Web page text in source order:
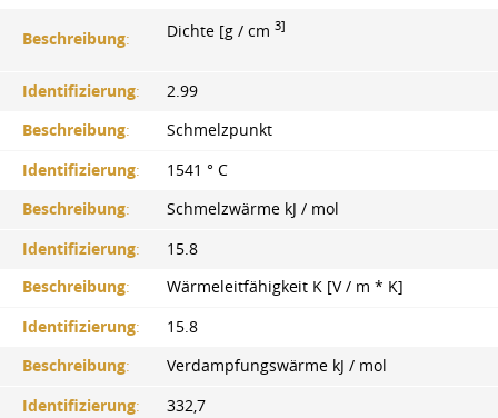
Beschreibung: Dichte [g / cm 3]
Identifizierung:
2.99
Beschreibung:
Schmelzpunkt
Identifizierung:
1541 ° С
Beschreibung:
Schmelzwärme kJ / mol
Identifizierung:
15.8
Beschreibung:
Wärmeleitfähigkeit K [V / m * K]
Identifizierung:
15.8
Beschreibung:
Verdampfungswärme kJ / mol
Identifizierung: 332,7